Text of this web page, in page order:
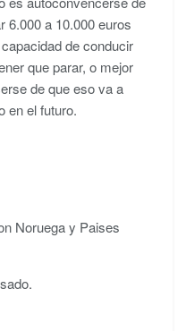
6.000 a 10.000 euros
de conducir
que parar, o mejor
de que eso va a
en el futuro.
Noruega y Paises